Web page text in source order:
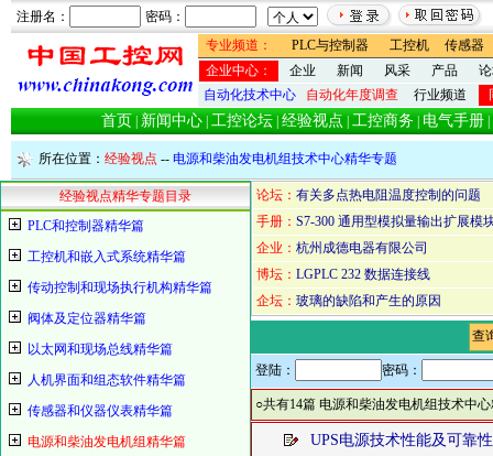
注册名：
密码：
专业频道：
PLC与控制器 工控机
传感器
企业中心：
企业 新闻 风采 产品
自动化技术中心
自动化年度调查 行业频道
首页 新闻中心 工控论坛 经验视点 工控商务 电气手册
所在位置： 经验视点 -- 电源和柴油发电机组技术中心精华专题
经验视点精华专题目录
PLC和控制器精华篇
工控机和嵌入式系统精华篇
传动控制和现场执行机构精华篇
阀体及定位器精华篇
以太网和现场总线精华篇
人机界面和组态软件精华篇
传感器和仪器仪表精华篇
电源和柴油发电机组精华篇
论坛： 有关多点热电阻温度控制的问题
手册： S7-300 通用型模拟量输出扩展模
企业： 杭州成德电器有限公司
博坛： LGPLC 232 数据连接线
企坛： 玻璃的缺陷和产生的原因
查
登陆： 密码：
○共有14篇 电源和柴油发电机组技术中
UPS电源技术性能及可靠